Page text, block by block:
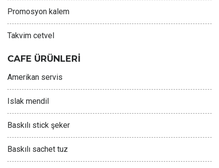
Promosyon kalem
Takvim cetvel
CAFE ÜRÜNLERİ
Amerikan servis
Islak mendil
Baskılı stick şeker
Baskılı sachet tuz